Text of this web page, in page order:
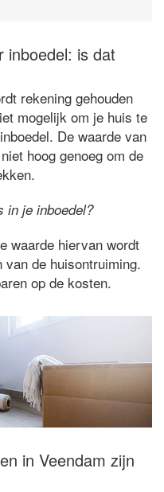
inboedel: is dat
rekening gehouden
mogelijk om je huis te
De waarde van
hoog genoeg om de
in je inboedel?
waarde hiervan wordt
de huisontruiming.
op de kosten.
in Veendam zijn